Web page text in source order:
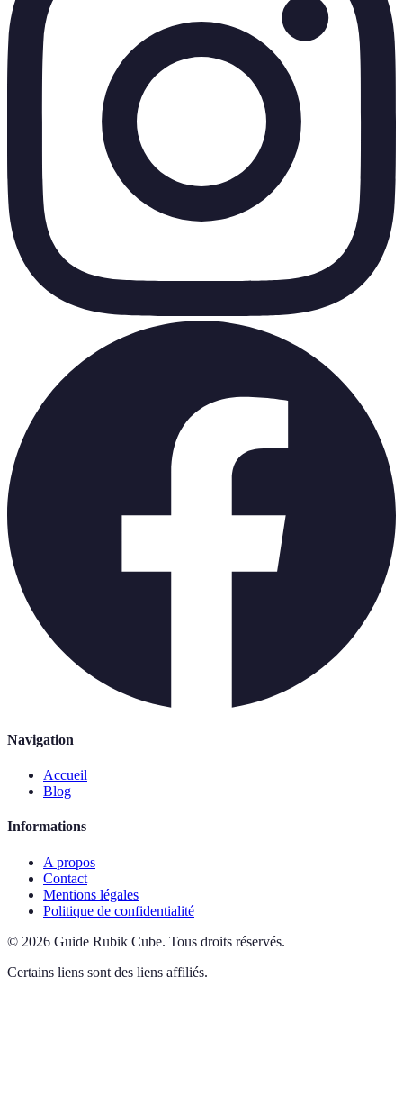
Navigation
Accueil
Blog
Informations
A propos
Contact
Mentions légales
Politique de confidentialité
© 2026 Guide Rubik Cube. Tous droits réservés.
Certains liens sont des liens affiliés.